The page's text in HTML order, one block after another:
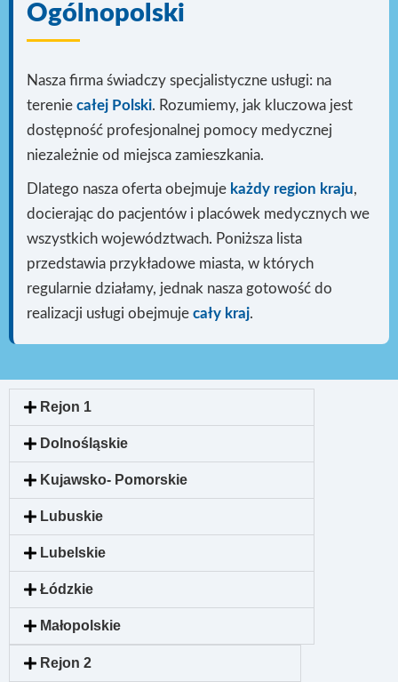
Ogólnopolski
Nasza firma świadczy specjalistyczne usługi: na
terenie całej Polski. Rozumiemy, jak kluczowa jest
dostępność profesjonalnej pomocy medycznej
niezależnie od miejsca zamieszkania.
Dlatego nasza oferta obejmuje każdy region kraju,
docierając do pacjentów i placówek medycznych we
wszystkich województwach. Poniższa lista
przedstawia przykładowe miasta, w których
regularnie działamy, jednak nasza gotowość do
realizacji usługi obejmuje cały kraj.
Rejon 2
Rejon 1
Dolnośląskie
Kujawsko- Pomorskie
Lubuskie
Lubelskie
Łódzkie
Małopolskie